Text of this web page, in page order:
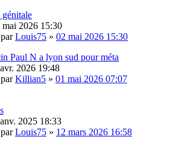
mai 2026 15:30
Louis75 » 02 mai 2026 15:30
Paul N a lyon sud pour méta
2026 19:48
Killian5 » 01 mai 2026 07:07
2025 18:33
Louis75 » 12 mars 2026 16:58